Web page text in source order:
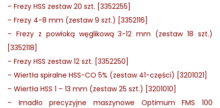
– Frezy HSS zestaw 20 szt. [3352255]
– Frezy 4-8 mm (zestaw 9 szt.) [3352116]
– Frezy z powłoką węglikową 3-12 mm (zestaw 18 szt.)
[3352118]
– Frezy HSS zestaw 12 szt. [3352250]
– Wiertła spiralne HSS-CO 5% (zestaw 41-części) [3201021]
– Wiertła HSS 1 – 13 mm (zestaw 25 szt.) [3201010]
– Imadło precyzyjne maszynowe Optimum FMS 100